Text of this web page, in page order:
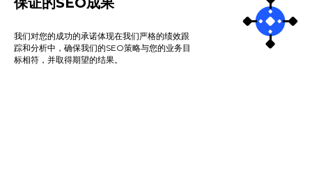
我们对您的成功的承诺体现在我们严格的绩效跟
踪和分析中，确保我们的SEO策略与您的业务目
标相符，并取得期望的结果。